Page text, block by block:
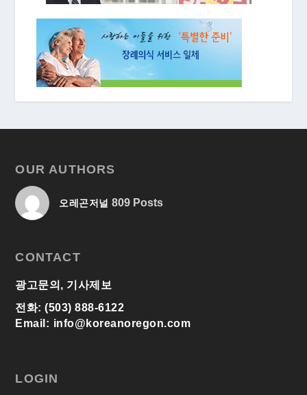
OUR AUTHORS
오레곤저널 809 Posts
CONTACT
광고문의, 기사제보
전화: (503) 888-6122
Email: info@koreanoregon.com
LOGIN